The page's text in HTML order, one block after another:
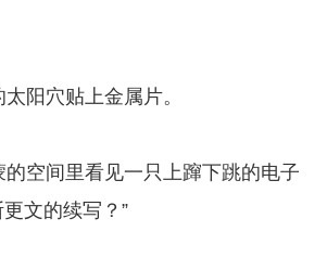
阳穴贴上金属片。
空间里看见一只上蹿下跳的电子
文的续写？”